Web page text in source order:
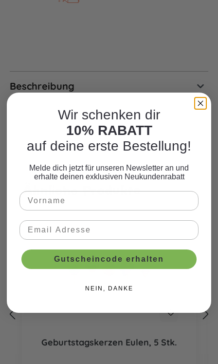
Beschreibung
Ähnliche Produkte
Geburtstagskerzen Eulen, 5 Stk.
Wir schenken dir
10% RABATT
auf deine erste Bestellung!
Melde dich jetzt für unseren Newsletter an und
erhalte deinen exklusiven Neukundenrabatt
Gutscheincode erhalten
NEIN, DANKE